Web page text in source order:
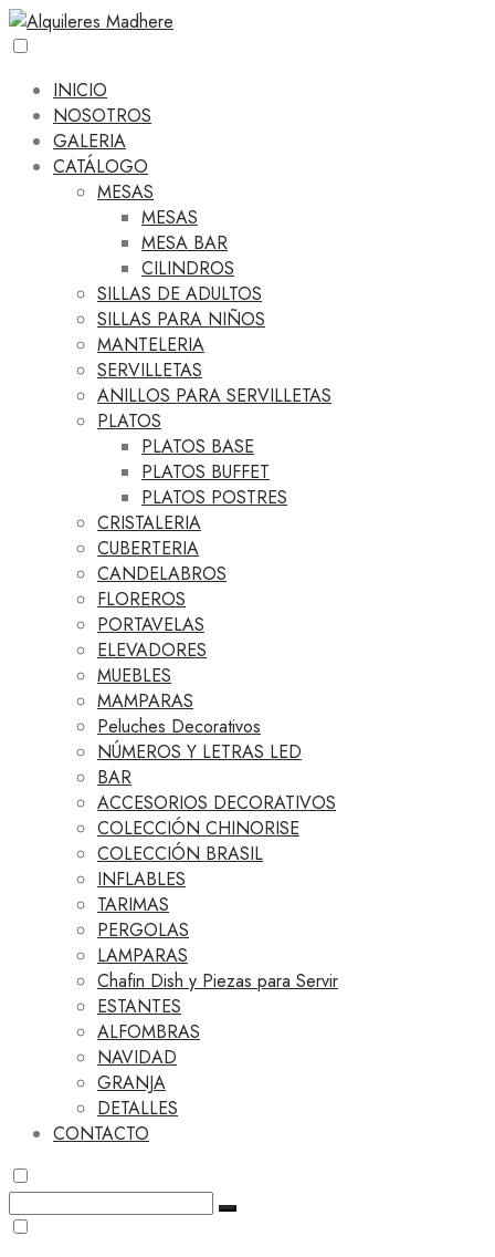
INICIO
NOSOTROS
GALERIA
CATÁLOGO
MESAS
MESAS
MESA BAR
CILINDROS
SILLAS DE ADULTOS
SILLAS PARA NIÑOS
MANTELERIA
SERVILLETAS
ANILLOS PARA SERVILLETAS
PLATOS
PLATOS BASE
PLATOS BUFFET
PLATOS POSTRES
CRISTALERIA
CUBERTERIA
CANDELABROS
FLOREROS
PORTAVELAS
ELEVADORES
MUEBLES
MAMPARAS
Peluches Decorativos
NÚMEROS Y LETRAS LED
BAR
ACCESORIOS DECORATIVOS
COLECCIÓN CHINORISE
COLECCIÓN BRASIL
INFLABLES
TARIMAS
PERGOLAS
LAMPARAS
Chafin Dish y Piezas para Servir
ESTANTES
ALFOMBRAS
NAVIDAD
GRANJA
DETALLES
CONTACTO